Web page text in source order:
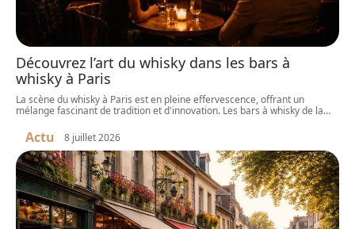
Découvrez l’art du whisky dans les bars à
whisky à Paris
La scène du whisky à Paris est en pleine effervescence, offrant un
mélange fascinant de tradition et d'innovation. Les bars à whisky de la…
Actu 8 juillet 2026